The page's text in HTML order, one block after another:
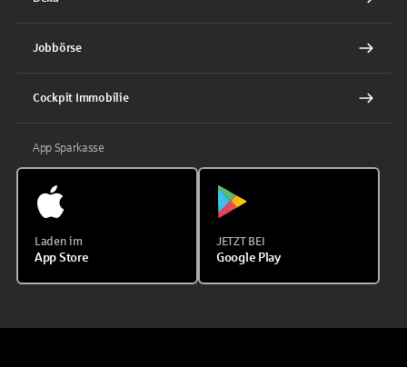
Jobbörse
Cockpit Immobilie
App Sparkasse
Laden im
App Store
JETZT BEI
Google Play